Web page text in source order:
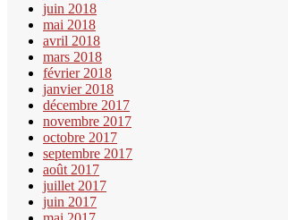
juin 2018
mai 2018
avril 2018
mars 2018
février 2018
janvier 2018
décembre 2017
novembre 2017
octobre 2017
septembre 2017
août 2017
juillet 2017
juin 2017